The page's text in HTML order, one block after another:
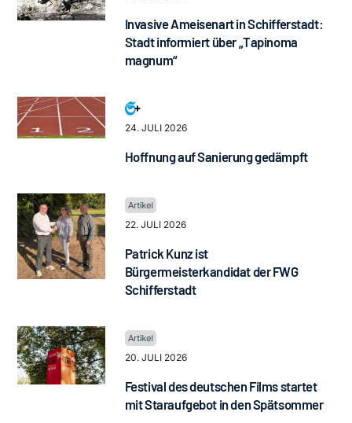
Invasive Ameisenart in Schifferstadt:
Stadt informiert über „Tapinoma
magnum“
24. JULI 2026
Hoffnung auf Sanierung gedämpft
22. JULI 2026
Patrick Kunz ist
Bürgermeisterkandidat der FWG
Schifferstadt
20. JULI 2026
Festival des deutschen Films startet
mit Staraufgebot in den Spätsommer